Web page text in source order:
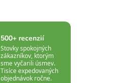
500+ recenzií
Stovky spokojných
zákazníkov, ktorým
sme vyčarili úsmev.
Tisíce expedovaných
objednávok ročne.